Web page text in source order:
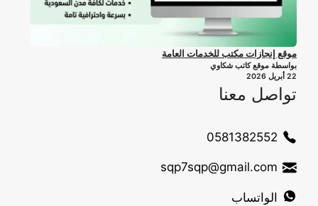
موقع إنجازات مكتب للخدمات العامة
بواسطة موقع كاتب شكاوي
22 أبريل 2026
تواصل معنا
0581382552
sqp7sqp@gmail.com
الواتساب